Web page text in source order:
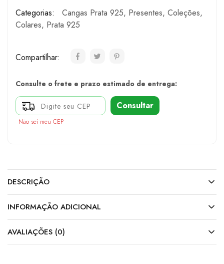
Categorias:
Cangas Prata 925, Presentes, Coleções,
Colares, Prata 925
Compartilhar:
Consulte o frete e prazo estimado de entrega:
Consultar
Não sei meu CEP
DESCRIÇÃO
INFORMAÇÃO ADICIONAL
AVALIAÇÕES (0)